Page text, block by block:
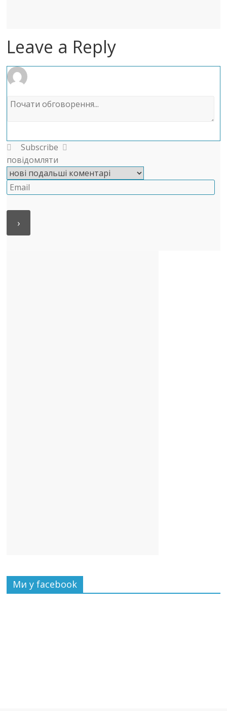
Leave a Reply
Subscribe
повідомляти
Ми у facebook